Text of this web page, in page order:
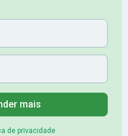
mais
de privacidade